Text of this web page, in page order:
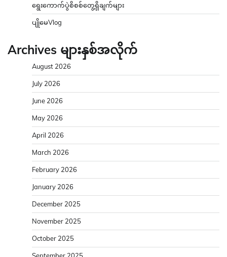
ရွေးကောက်ပွဲစိစစ်တွေ့ရှိချက်များ
ပျိုမေVlog
Archives များနှစ်အလိုက်
August 2026
July 2026
June 2026
May 2026
April 2026
March 2026
February 2026
January 2026
December 2025
November 2025
October 2025